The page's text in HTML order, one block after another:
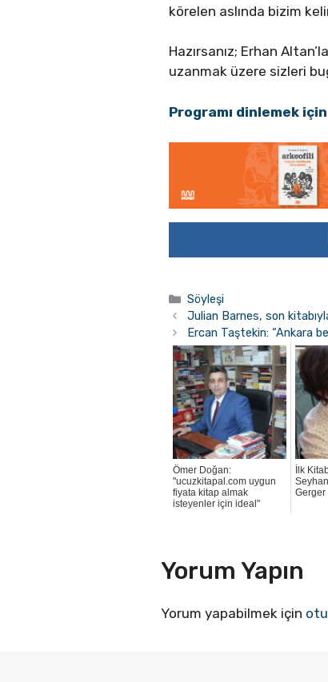
körelen aslında bizim
Hazırsanız; Erhan
uzanmak üzere sizleri
Programı dinlemek için
Kategoriler
Söyleşi
Julian Barnes, son
Ercan Taştekin: “Ankara
Ömer Doğan:
"ucuzkitapal.com uygun
fiyata kitap almak
isteyenler için ideal"
İlk
Gerger
Yorum Yapın
Yorum yapabilmek için